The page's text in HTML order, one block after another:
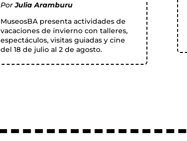
PorJulia Aramburu
MuseosBA presenta actividades de
vacaciones de invierno con talleres,
espectáculos, visitas guiadas y cine
del 18 de julio al 2 de agosto.